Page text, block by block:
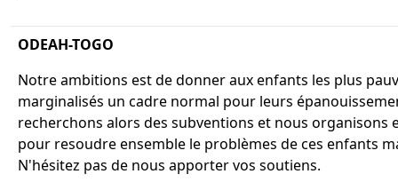
ODEAH-TOGO
Notre ambitions est de donner aux enfants les plus
marginalisés un cadre normal pour leurs
recherchons alors des subventions et nous organisons
pour resoudre ensemble le problèmes de ces enfants
N'hésitez pas de nous apporter vos soutiens.